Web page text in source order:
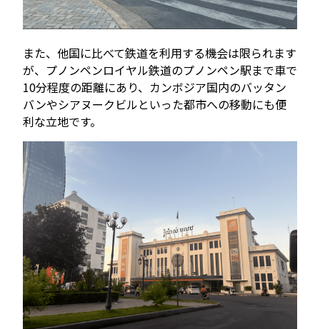
また、他国に比べて鉄道を利用する機会は限られます
が、プノンペンロイヤル鉄道のプノンペン駅まで車で
10分程度の距離にあり、カンボジア国内のバッタン
バンやシアヌークビルといった都市への移動にも便
利な立地です。